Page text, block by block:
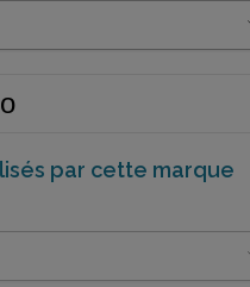
par cette marque